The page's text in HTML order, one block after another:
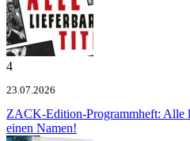
4
23.07.2026
ZACK-Edition-Programmheft: Alle
einen Namen!